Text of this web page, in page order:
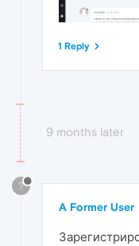
1 Reply
9 months later
?
A Former User